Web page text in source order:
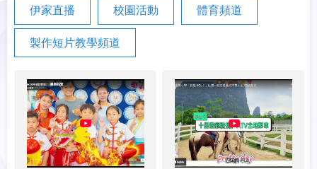
伊家直播 校園活動 體育頻道
製作短片教學頻道